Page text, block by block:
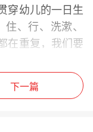
穿幼儿的一日生
、行、洗漱、
在重复，我们要
机会，在培养孩
感受生活。
下一篇